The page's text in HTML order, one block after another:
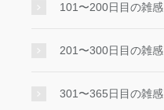
101〜200日目の雑感
201〜300日目の雑感
301〜365日目の雑感